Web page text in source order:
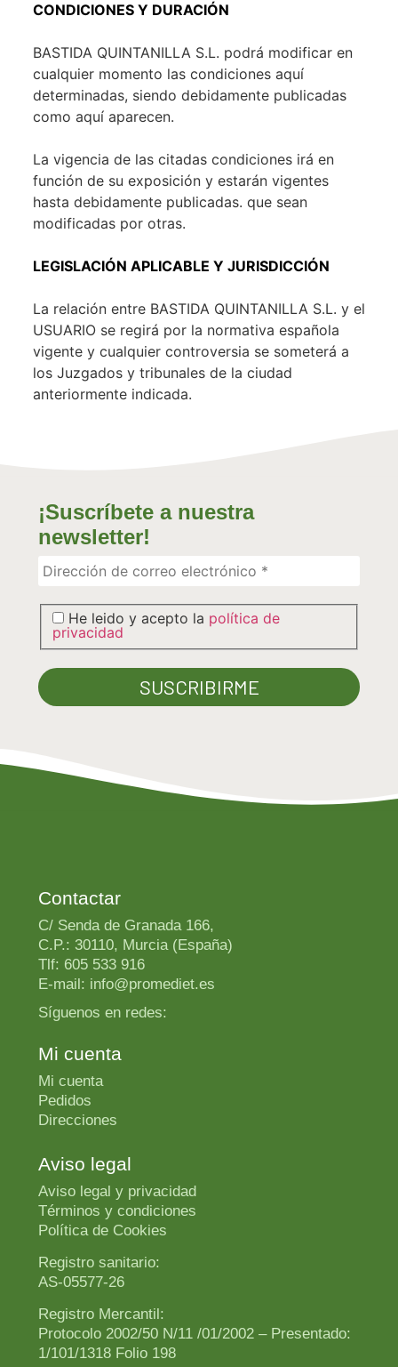
CONDICIONES Y DURACIÓN
BASTIDA QUINTANILLA S.L. podrá modificar en
cualquier momento las condiciones aquí
determinadas, siendo debidamente publicadas
como aquí aparecen.
La vigencia de las citadas condiciones irá en
función de su exposición y estarán vigentes
hasta debidamente publicadas. que sean
modificadas por otras.
LEGISLACIÓN APLICABLE Y JURISDICCIÓN
La relación entre BASTIDA QUINTANILLA S.L. y el
USUARIO se regirá por la normativa española
vigente y cualquier controversia se someterá a
los Juzgados y tribunales de la ciudad
anteriormente indicada.
¡Suscríbete a nuestra
newsletter!
He leido y acepto la política de
privacidad
Contactar
C/ Senda de Granada 166,
C.P.: 30110, Murcia (España)
Tlf: 605 533 916
E-mail: info@promediet.es
Síguenos en redes:
Mi cuenta
Mi cuenta
Pedidos
Direcciones
Aviso legal
Aviso legal y privacidad
Términos y condiciones
Política de Cookies
Registro sanitario:
AS-05577-26
Registro Mercantil:
Protocolo 2002/50 N/11 /01/2002 – Presentado:
1/101/1318 Folio 198